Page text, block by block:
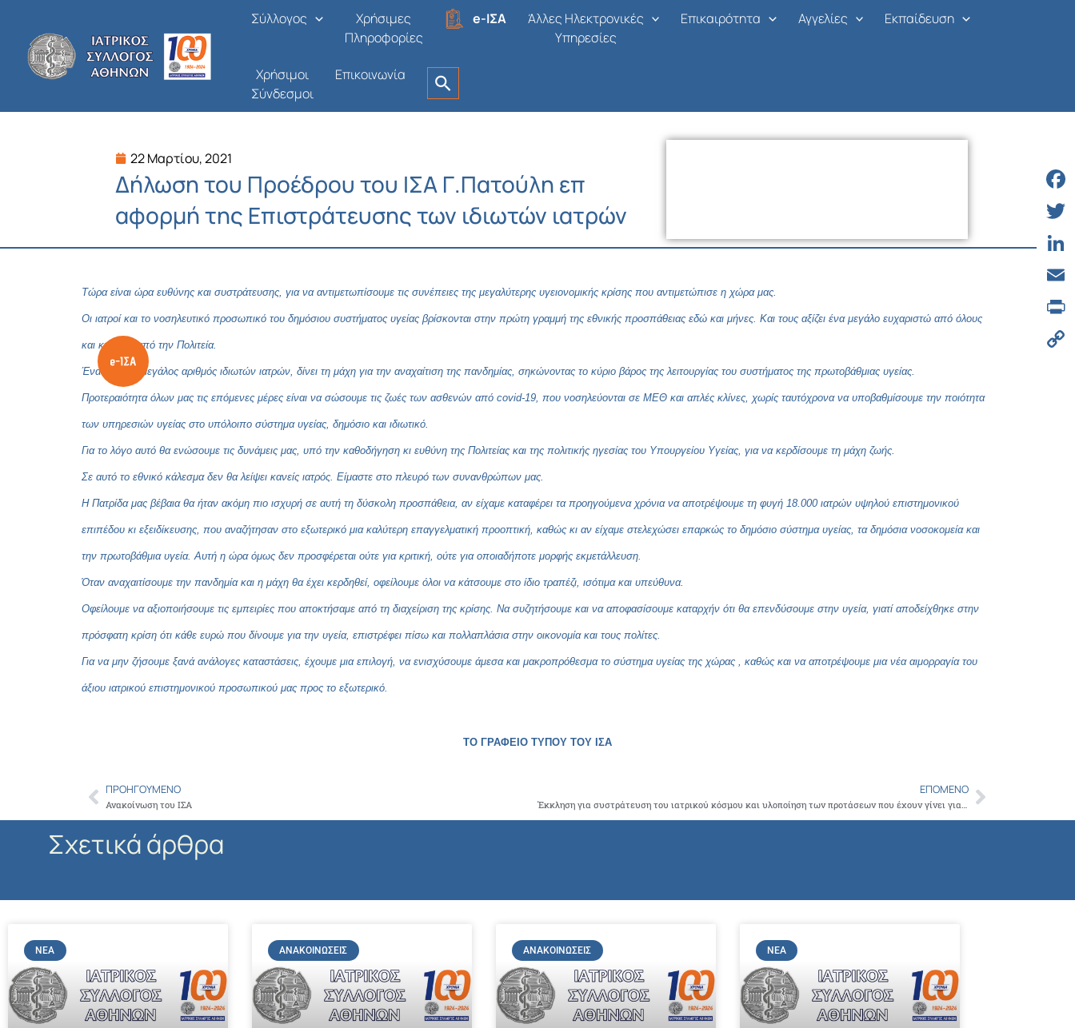
περιεχόμενο
Σύλλογος
Χρήσιμες
Πληροφορίες
e-ΙΣΑ
Άλλες Ηλεκτρονικές
Υπηρεσίες
Επικαιρότητα Αγγελίες Εκπαίδευση
Χρήσιμοι
Σύνδεσμοι
Επικοινωνία
22 Μαρτίου, 2021
Δήλωση του Προέδρου του ΙΣΑ Γ.Πατούλη επ
αφορμή της Επιστράτευσης των ιδιωτών ιατρών
Τώρα είναι ώρα ευθύνης και συστράτευσης, για να αντιμετωπίσουμε τις συνέπειες της μεγαλύτερης υγειονομικής κρίσης που αντιμετώπισε η χώρα μας.
Οι ιατροί και το νοσηλευτικό προσωπικό του δημόσιου συστήματος υγείας βρίσκονται στην πρώτη γραμμή της εθνικής προσπάθειας εδώ και μήνες. Και τους αξίζει ένα μεγάλο ευχαριστώ από όλους
και κυρίως, από την Πολιτεία.
Ένας εξίσου μεγάλος αριθμός ιδιωτών ιατρών, δίνει τη μάχη για την αναχαίτιση της πανδημίας, σηκώνοντας το κύριο βάρος της λειτουργίας του συστήματος της πρωτοβάθμιας υγείας.
Προτεραιότητα όλων μας τις επόμενες μέρες είναι να σώσουμε τις ζωές των ασθενών από covid-19, που νοσηλεύονται σε ΜΕΘ και απλές κλίνες, χωρίς ταυτόχρονα να υποβαθμίσουμε την ποιότητα
των υπηρεσιών υγείας στο υπόλοιπο σύστημα υγείας, δημόσιο και ιδιωτικό.
Για το λόγο αυτό θα ενώσουμε τις δυνάμεις μας, υπό την καθοδήγηση κι ευθύνη της Πολιτείας και της πολιτικής ηγεσίας του Υπουργείου Υγείας, για να κερδίσουμε τη μάχη ζωής.
Σε αυτό το εθνικό κάλεσμα δεν θα λείψει κανείς ιατρός. Είμαστε στο πλευρό των συνανθρώπων μας.
Η Πατρίδα μας βέβαια θα ήταν ακόμη πιο ισχυρή σε αυτή τη δύσκολη προσπάθεια, αν είχαμε καταφέρει τα προηγούμενα χρόνια να αποτρέψουμε τη φυγή 18.000 ιατρών υψηλού επιστημονικού
επιπέδου κι εξειδίκευσης, που αναζήτησαν στο εξωτερικό μια καλύτερη επαγγελματική προοπτική, καθώς κι αν είχαμε στελεχώσει επαρκώς το δημόσιο σύστημα υγείας, τα δημόσια νοσοκομεία και
την πρωτοβάθμια υγεία. Αυτή η ώρα όμως δεν προσφέρεται ούτε για κριτική, ούτε για οποιαδήποτε μορφής εκμετάλλευση.
Όταν αναχαιτίσουμε την πανδημία και η μάχη θα έχει κερδηθεί, οφείλουμε όλοι να κάτσουμε στο ίδιο τραπέζι, ισότιμα και υπεύθυνα.
Οφείλουμε να αξιοποιήσουμε τις εμπειρίες που αποκτήσαμε από τη διαχείριση της κρίσης. Να συζητήσουμε και να αποφασίσουμε καταρχήν ότι θα επενδύσουμε στην υγεία, γιατί αποδείχθηκε στην
πρόσφατη κρίση ότι κάθε ευρώ που δίνουμε για την υγεία, επιστρέφει πίσω και πολλαπλάσια στην οικονομία και τους πολίτες.
Για να μην ζήσουμε ξανά ανάλογες καταστάσεις, έχουμε μια επιλογή, να ενισχύσουμε άμεσα και μακροπρόθεσμα το σύστημα υγείας της χώρας , καθώς και να αποτρέψουμε μια νέα αιμορραγία του
άξιου ιατρικού επιστημονικού προσωπικού μας προς το εξωτερικό.
ΤΟ ΓΡΑΦΕΙΟ ΤΥΠΟΥ ΤΟΥ ΙΣΑ
Prev
ΠΡΟΗΓΟΎΜΕΝΟ
Ανακοίνωση του ΙΣΑ
ΕΠΌΜΕΝΟ
Έκκληση για συστράτευση του ιατρικού κόσμου και υλοποίηση των προτάσεων που έχουν γίνει για την ενίσχυση του ΕΣΥ, έκαναν οι εκπρόσωποι των Επιστημονικών και Επαγγελματικών Ενώσεων που συμμετείχαν στη σημερινή έκτακτη σύσκεψη που συγκάλεσε ο Γ.ΠατούληςNext
Σχετικά άρθρα
ΝΈΑ ΑΝΑΚΟΙΝΏΣΕΙΣ ΑΝΑΚΟΙΝΏΣΕΙΣ ΝΈΑ
Email
Print